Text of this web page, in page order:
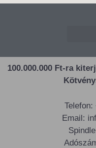
100.000.000 Ft-ra
Telefon:
Email: